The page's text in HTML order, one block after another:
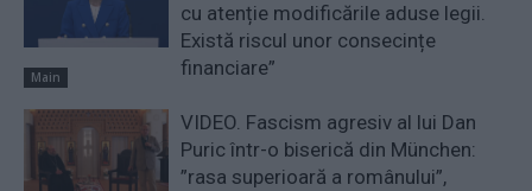
Main
cu atenție modificările aduse legii.
Există riscul unor consecințe
financiare”
VIDEO. Fascism agresiv al lui Dan
Puric într-o biserică din München:
”rasa superioară a românului”,